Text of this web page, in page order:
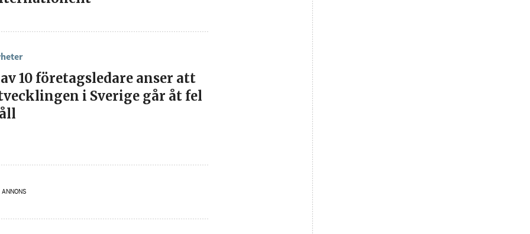
10 företagsledare anser att
i Sverige går åt fel
ANNONS